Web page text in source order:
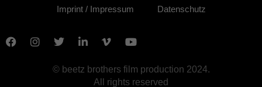
Imprint / Impressum Datenschutz
© beetz brothers film production 2024.
All rights reserved